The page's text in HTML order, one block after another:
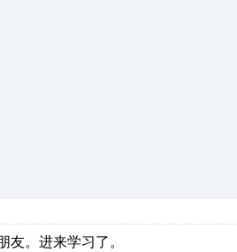
友。进来学习了。